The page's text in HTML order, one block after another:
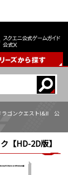
ラゴンクエストI&II 公
【HD-2D版】